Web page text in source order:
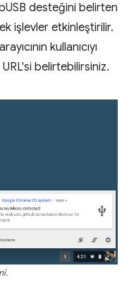
desteğini belirten
işlevler etkinleştirilir.
kullanıcıyı
belirtebilirsiniz.